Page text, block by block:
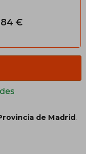
€
de Madrid .